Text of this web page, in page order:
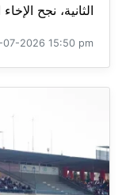
الثانية، نجح
07-2026 15:50 pm